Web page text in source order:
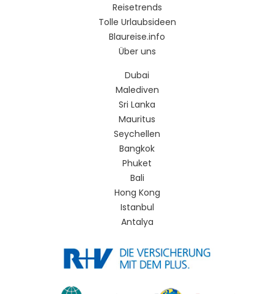
Reisetrends
Tolle Urlaubsideen
Blaureise.info
Über uns
Dubai
Malediven
Sri Lanka
Mauritus
Seychellen
Bangkok
Phuket
Bali
Hong Kong
Istanbul
Antalya